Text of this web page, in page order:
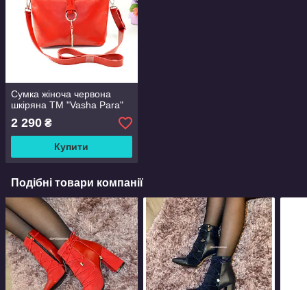
Сумка жіноча червона
шкіряна ТМ "Vasha Para"
2 290 ₴
Купити
Подібні товари компанії